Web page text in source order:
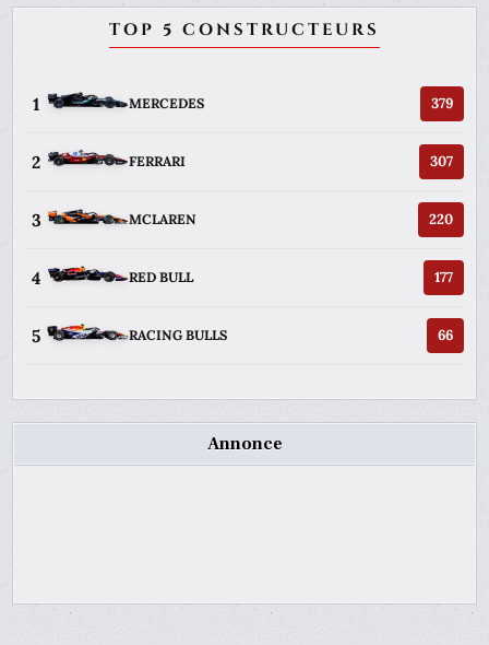
TOP 5 CONSTRUCTEURS
1 MERCEDES 379
2 FERRARI 307
3 MCLAREN 220
4 RED BULL 177
5 RACING BULLS 66
Annonce